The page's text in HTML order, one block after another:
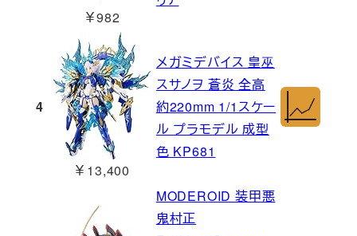
￥982
4
￥13,400
メガミデバイス 皇巫
スサノヲ 蒼炎 全高
約220mm 1/1スケー
ル プラモデル 成型
色 KP681
MODEROID 装甲悪
鬼村正